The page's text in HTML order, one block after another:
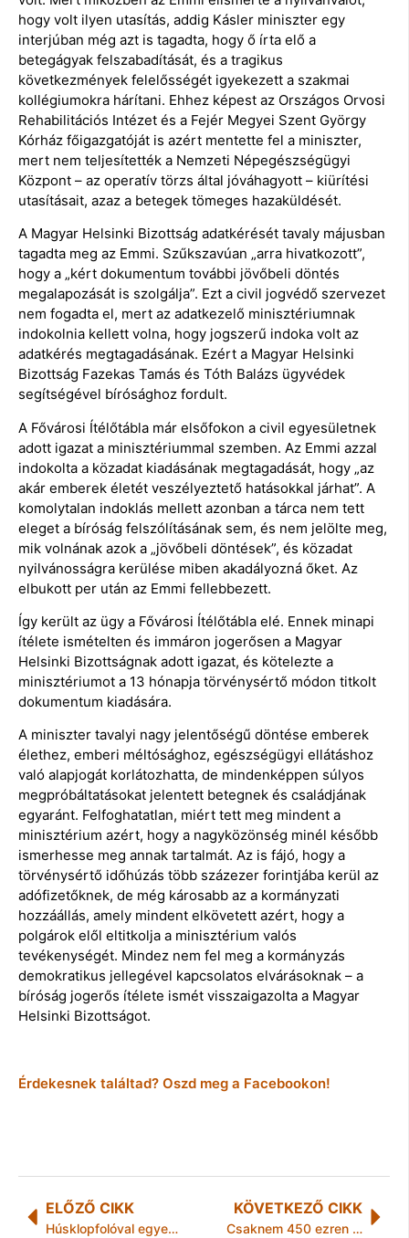
hogy volt ilyen utasítás, addig Kásler miniszter egy
interjúban még azt is tagadta, hogy ő írta elő a
betegágyak felszabadítását, és a tragikus
következmények felelősségét igyekezett a szakmai
kollégiumokra hárítani. Ehhez képest az Országos Orvosi
Rehabilitációs Intézet és a Fejér Megyei Szent György
Kórház főigazgatóját is azért mentette fel a miniszter,
mert nem teljesítették a Nemzeti Népegészségügyi
Központ – az operatív törzs által jóváhagyott – kiürítési
utasításait, azaz a betegek tömeges hazaküldését.
A Magyar Helsinki Bizottság adatkérését tavaly májusban
tagadta meg az Emmi. Szűkszavúan „arra hivatkozott”,
hogy a „kért dokumentum további jövőbeli döntés
megalapozását is szolgálja”. Ezt a civil jogvédő szervezet
nem fogadta el, mert az adatkezelő minisztériumnak
indokolnia kellett volna, hogy jogszerű indoka volt az
adatkérés megtagadásának. Ezért a Magyar Helsinki
Bizottság Fazekas Tamás és Tóth Balázs ügyvédek
segítségével bírósághoz fordult.
A Fővárosi Ítélőtábla már elsőfokon a civil egyesületnek
adott igazat a minisztériummal szemben. Az Emmi azzal
indokolta a közadat kiadásának megtagadását, hogy „az
akár emberek életét veszélyeztető hatásokkal járhat”. A
komolytalan indoklás mellett azonban a tárca nem tett
eleget a bíróság felszólításának sem, és nem jelölte meg,
mik volnának azok a „jövőbeli döntések”, és közadat
nyilvánosságra kerülése miben akadályozná őket. Az
elbukott per után az Emmi fellebbezett.
Így került az ügy a Fővárosi Ítélőtábla elé. Ennek minapi
ítélete ismételten és immáron jogerősen a Magyar
Helsinki Bizottságnak adott igazat, és kötelezte a
minisztériumot a 13 hónapja törvénysértő módon titkolt
dokumentum kiadására.
A miniszter tavalyi nagy jelentőségű döntése emberek
élethez, emberi méltósághoz, egészségügyi ellátáshoz
való alapjogát korlátozhatta, de mindenképpen súlyos
megpróbáltatásokat jelentett betegnek és családjának
egyaránt. Felfoghatatlan, miért tett meg mindent a
minisztérium azért, hogy a nagyközönség minél később
ismerhesse meg annak tartalmát. Az is fájó, hogy a
törvénysértő időhúzás több százezer forintjába kerül az
adófizetőknek, de még károsabb az a kormányzati
hozzáállás, amely mindent elkövetett azért, hogy a
polgárok elől eltitkolja a minisztérium valós
tevékenységét. Mindez nem fel meg a kormányzás
demokratikus jellegével kapcsolatos elvárásoknak – a
bíróság jogerős ítélete ismét visszaigazolta a Magyar
Helsinki Bizottságot.
Érdekesnek találtad? Oszd meg a Facebookon!
ELŐZŐ CIKK
Húsklopfolóval egyengette el a nézeteltérést
KÖVETKEZŐ CIKK
Csaknem 450 ezren kapnak értesítést a NAV-tól